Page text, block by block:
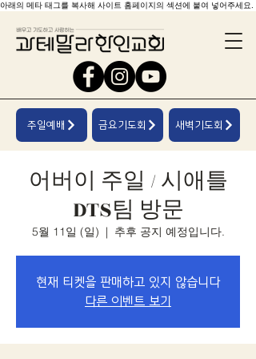
아래의 메타 태그를 복사해 사이트 홈페이지의 섹션에 붙여 넣어주세요.
주일예배 금요기도회 새벽기도회
어버이 주일 / 시애틀
DTS팀 방문
5월 11일 (일)
  |
추후 공지 예정입니다.
현재 티켓을 판매하고 있지 않습니다
다른 이벤트 보기